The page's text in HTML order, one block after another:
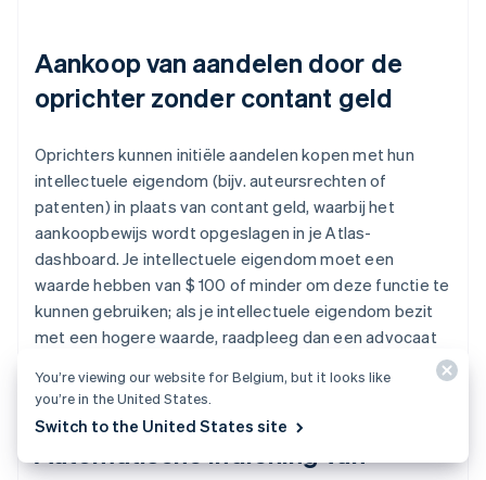
Aankoop van aandelen door de
oprichter zonder contant geld
Oprichters kunnen initiële aandelen kopen met hun
intellectuele eigendom (bijv. auteursrechten of
patenten) in plaats van contant geld, waarbij het
aankoopbewijs wordt opgeslagen in je Atlas-
dashboard. Je intellectuele eigendom moet een
waarde hebben van $ 100 of minder om deze functie te
kunnen gebruiken; als je intellectuele eigendom bezit
met een hogere waarde, raadpleeg dan een advocaat
You’re viewing our website for Belgium, but it looks like
you’re in the United States.
Switch to the United States site